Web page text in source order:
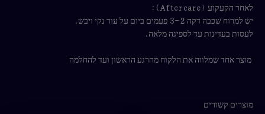
לאחר הקעקוע (Aftercare):
יש למרוח שכבה דקה 2–3 פעמים ביום על עור נקי ויבש.
לעסות בעדינות עד לספיגה מלאה.
מוצר אחד שמלווה את הלקוח מהרגע הראשון ועד להחלמה
מוצרים קשורים